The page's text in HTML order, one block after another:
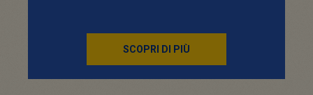
SCOPRI DI PIÙ